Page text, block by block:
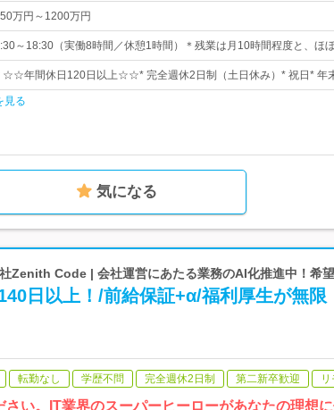
万円～1200万円
～18:30（実働8時間／休憩1時間）＊残業は月10時間程度と、ほ
☆☆年間休日120日以上☆☆* 完全週休2日制（土日休み）* 祝日* 年
見る
気になる
Zenith Code | 会社運営にあたる業務のAI化推進中！希
日以上！/前給保証+α/福利厚生が無限
転勤なし 学歴不問 完全週休2日制 第二新卒歓迎
さい。IT業界のスーパーヒーローがあなたの理想